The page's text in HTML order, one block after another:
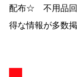
配布☆ 不用品回
得な情報が多数